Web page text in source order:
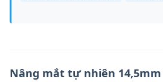
Nâng mắt tự nhiên 14,5mm